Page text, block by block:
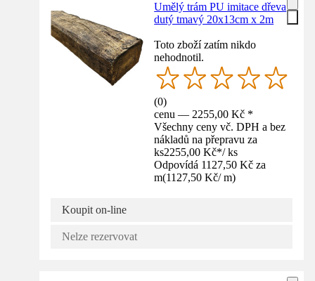
Umělý trám PU imitace dřeva
dutý tmavý 20x13cm x 2m
Toto zboží zatím nikdo
nehodnotil.
(0)
cenu — 2255,00 Kč *
Všechny ceny vč. DPH a bez
nákladů na přepravu za
ks2255,00 Kč*/ ks
Odpovídá 1127,50 Kč za
m(1127,50 Kč/ m)
Koupit on-line
Nelze rezervovat